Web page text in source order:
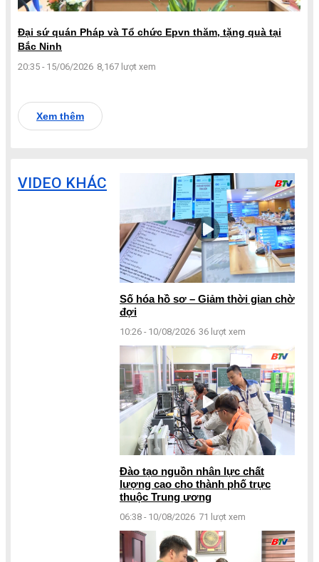
Đại sứ quán Pháp và Tổ chức Epvn thăm, tặng quà tại
Bắc Ninh
20:35 - 15/06/2026 8,167 lượt xem
Xem thêm
VIDEO KHÁC
Số hóa hồ sơ – Giảm thời gian chờ
đợi
10:26 - 10/08/2026 36 lượt xem
Đào tạo nguồn nhân lực chất
lượng cao cho thành phố trực
thuộc Trung ương
06:38 - 10/08/2026 71 lượt xem